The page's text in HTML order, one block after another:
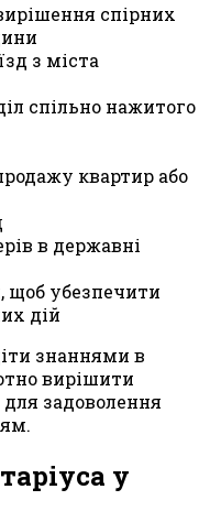
спірних
з міста
спільно нажитого
квартир або
в державні
щоб убезпечити
дій
знаннями в
вирішити
задоволення
у